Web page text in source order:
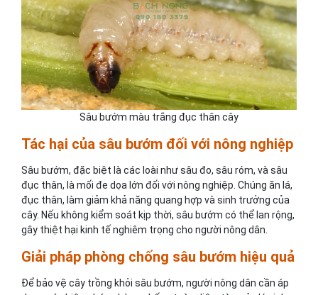
Sâu bướm màu trắng đục thân cây
Tác hại của sâu bướm đối với nông nghiệp
Sâu bướm, đặc biệt là các loài như sâu đo, sâu róm, và sâu
đục thân, là mối đe dọa lớn đối với nông nghiệp. Chúng ăn lá,
đục thân, làm giảm khả năng quang hợp và sinh trưởng của
cây. Nếu không kiểm soát kịp thời, sâu bướm có thể lan rộng,
gây thiệt hại kinh tế nghiêm trọng cho người nông dân.
Giải pháp phòng chống sâu bướm hiệu quả
Để bảo vệ cây trồng khỏi sâu bướm, người nông dân cần áp